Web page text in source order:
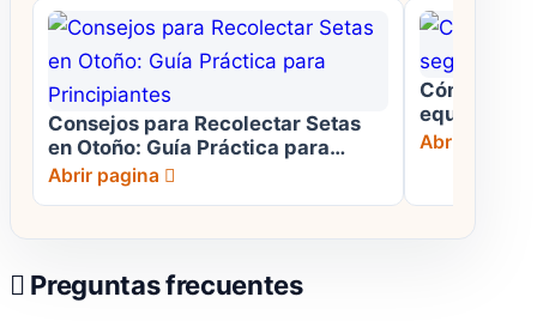
Consejos para Recolectar Setas
en Otoño: Guía Práctica para
Principiantes
Abrir pagina
Cómo
equipo,
Abrir pagina
Preguntas frecuentes